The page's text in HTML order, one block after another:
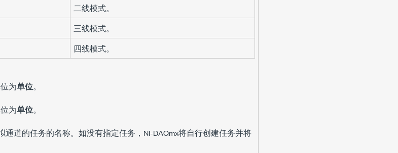
二线模式。
三线模式。
四线模式。
位为单位。
位为单位。
通道的任务的名称。如没有指定任务，NI-DAQmx将自行创建任务并将